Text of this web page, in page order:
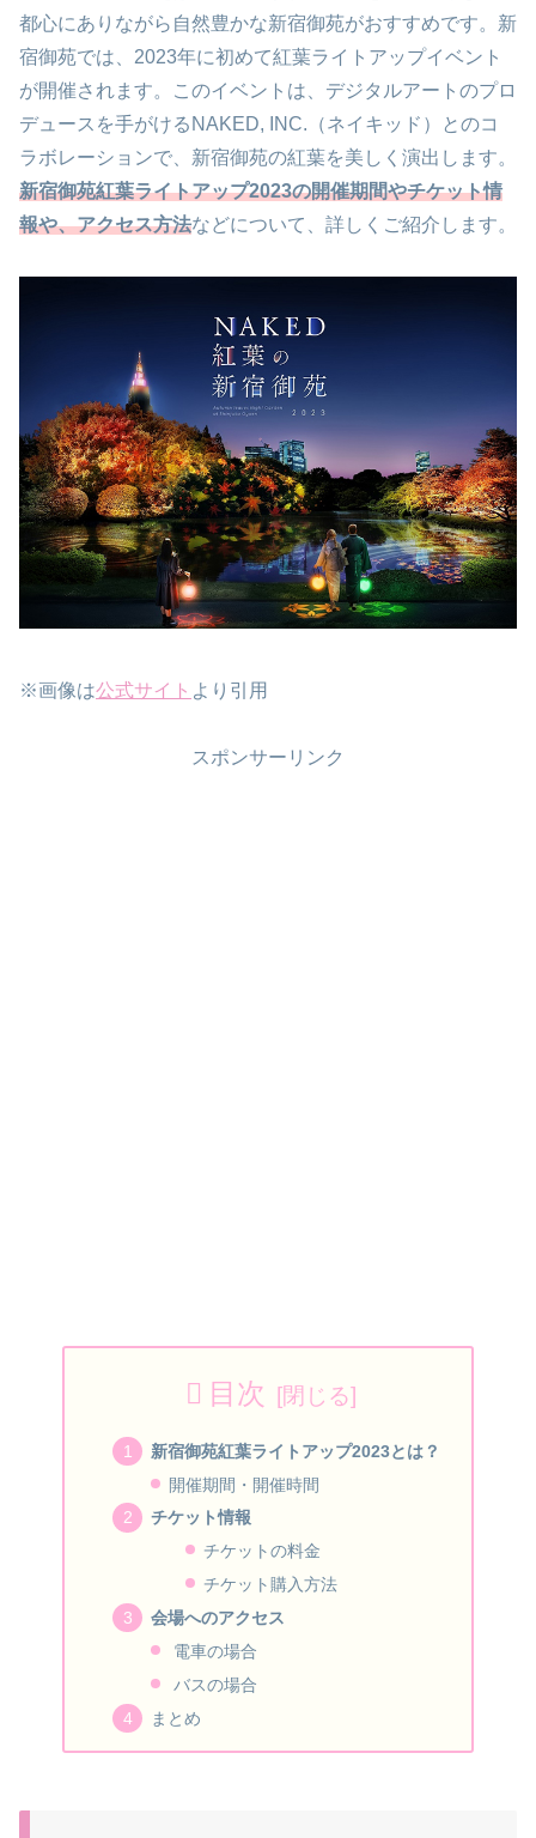
都心にありながら自然豊かな新宿御苑がおすすめです。新
宿御苑では、2023年に初めて紅葉ライトアップイベント
が開催されます。このイベントは、デジタルアートのプロ
デュースを手がけるNAKED, INC.（ネイキッド）とのコ
ラボレーションで、新宿御苑の紅葉を美しく演出します。
新宿御苑紅葉ライトアップ2023の開催期間やチケット情
報や、アクセス方法などについて、詳しくご紹介します。
※画像は公式サイト より引用
スポンサーリンク
目次
新宿御苑紅葉ライトアップ2023とは？
開催期間・開催時間
チケット情報
チケットの料金
チケット購入方法
会場へのアクセス
電車の場合
バスの場合
まとめ